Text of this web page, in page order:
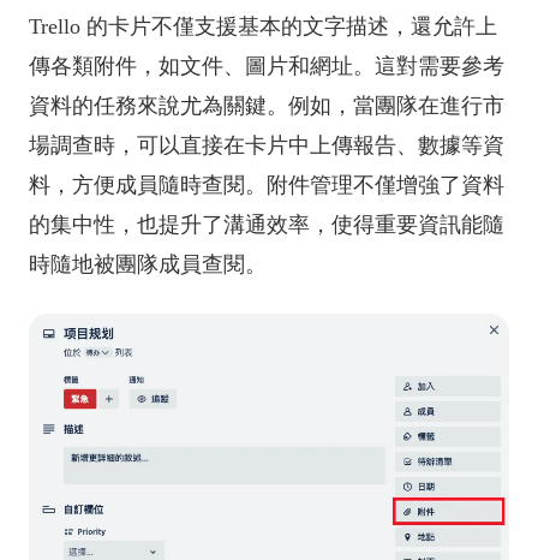
Trello 的卡片不僅支援基本的文字描述，還允許上
傳各類附件，如文件、圖片和網址。這對需要參考
資料的任務來說尤為關鍵。例如，當團隊在進行市
場調查時，可以直接在卡片中上傳報告、數據等資
料，方便成員隨時查閱。附件管理不僅增強了資料
的集中性，也提升了溝通效率，使得重要資訊能隨
時隨地被團隊成員查閱。